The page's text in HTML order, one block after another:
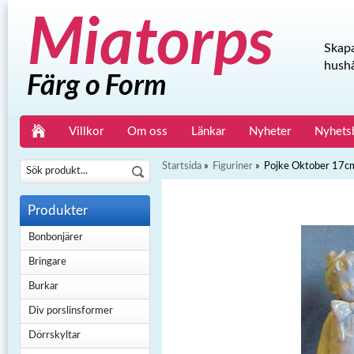
Villkor Om oss Länkar Nyheter
Produkter
Bonbonjärer
Bringare
Burkar
Div porslinsformer
Dörrskyltar
Startsida » Figuriner » Pojke Oktober